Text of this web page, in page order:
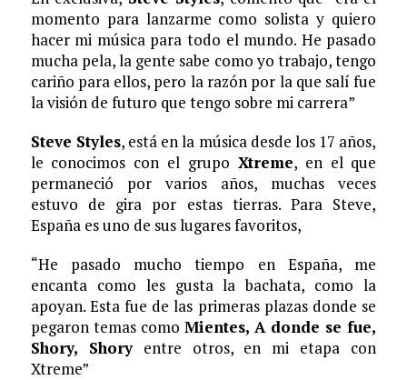
momento para lanzarme como solista y quiero
hacer mi música para todo el mundo. He pasado
mucha pela, la gente sabe como yo trabajo, tengo
cariño para ellos, pero la razón por la que salí fue
la visión de futuro que tengo sobre mi carrera”
Steve Styles, está en la música desde los 17 años,
le conocimos con el grupo Xtreme, en el que
permaneció por varios años, muchas veces
estuvo de gira por estas tierras. Para Steve,
España es uno de sus lugares favoritos,
“He pasado mucho tiempo en España, me
encanta como les gusta la bachata, como la
apoyan. Esta fue de las primeras plazas donde se
pegaron temas como Mientes, A donde se fue,
Shory, Shoryentre otros, en mi etapa con
Xtreme”